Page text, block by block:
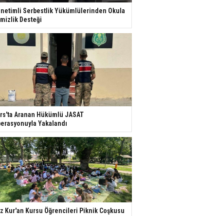
Serbestlik Yükümlülerinden Okula
Desteği
Aranan Hükümlü JASAT
Yakalandı
Kur'an Kursu Öğrencileri Piknik Coşkusu